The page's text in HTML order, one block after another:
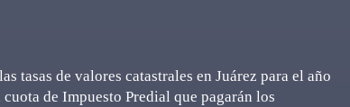
tasas de valores catastrales en Juárez para el año
de Impuesto Predial que pagarán los